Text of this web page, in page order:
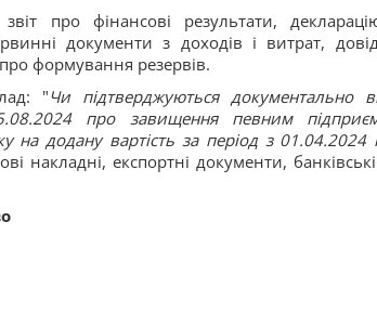
про фінансові результати,
документи з доходів і витрат,
формування резервів.
"Чи підтверджуються документально
про завищення певним
на додану вартість за період з
накладні, експортні документи,